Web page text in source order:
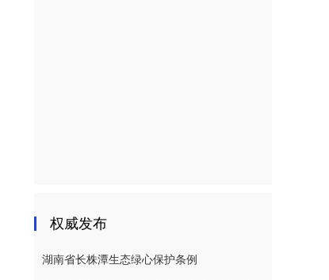
权威发布
湖南省长株潭生态绿心保护条例